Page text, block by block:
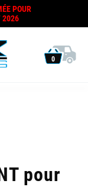
POUR
2026
0
pour